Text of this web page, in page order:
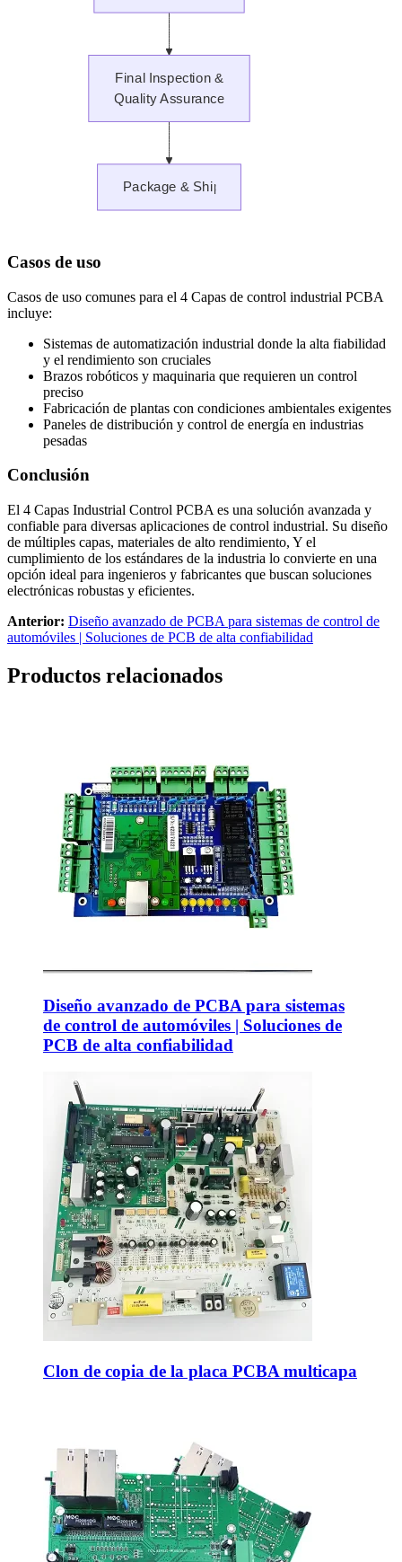
Casos de uso
Casos de uso comunes para el 4 Capas de control industrial PCBA
incluye:
Sistemas de automatización industrial donde la alta fiabilidad
y el rendimiento son cruciales
Brazos robóticos y maquinaria que requieren un control
preciso
Fabricación de plantas con condiciones ambientales exigentes
Paneles de distribución y control de energía en industrias
pesadas
Conclusión
El 4 Capas Industrial Control PCBA es una solución avanzada y
confiable para diversas aplicaciones de control industrial. Su diseño
de múltiples capas, materiales de alto rendimiento, Y el
cumplimiento de los estándares de la industria lo convierte en una
opción ideal para ingenieros y fabricantes que buscan soluciones
electrónicas robustas y eficientes.
Anterior: Diseño avanzado de PCBA para sistemas de control de
automóviles | Soluciones de PCB de alta confiabilidad
Productos relacionados
Diseño avanzado de PCBA para sistemas
de control de automóviles | Soluciones de
PCB de alta confiabilidad
Clon de copia de la placa PCBA multicapa